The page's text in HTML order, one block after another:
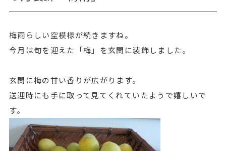
梅雨らしい空模様が続きますね。
今月は旬を迎えた「梅」を玄関に装飾しました。
玄関に梅の甘い香りが広がります。
送迎時にも手に取って見てくれていたようで嬉しいで
す。